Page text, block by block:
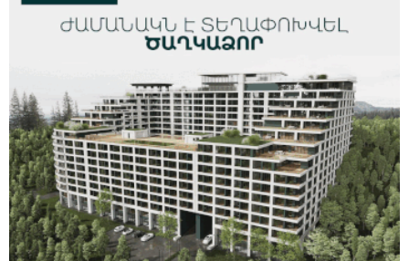
21:48:41 8-08-2026
Ալիևն ու Թրամփը հեռախոսազրույց են
21:29:45 8-08-2026
«Ինտեր»-ը հաղթեց «Յուվենտուս»-ին
21:10:46 8-08-2026
Քրեական վարույթի շրջանակում անձի
անձնական և ընտանեկան կյանքին առնչվող